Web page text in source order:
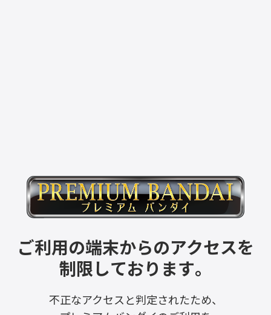
ご利用の端末からのアクセスを
制限しております。
不正なアクセスと判定されたため、